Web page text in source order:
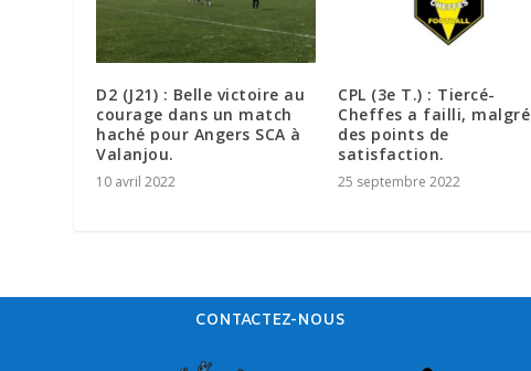
D2 (J21) : Belle victoire au
courage dans un match
haché pour Angers SCA à
Valanjou.
10 avril 2022
CPL (3e T.) : Tiercé-
Cheffes a failli, malgré
des points de
satisfaction.
25 septembre 2022
CONTACTEZ-NOUS